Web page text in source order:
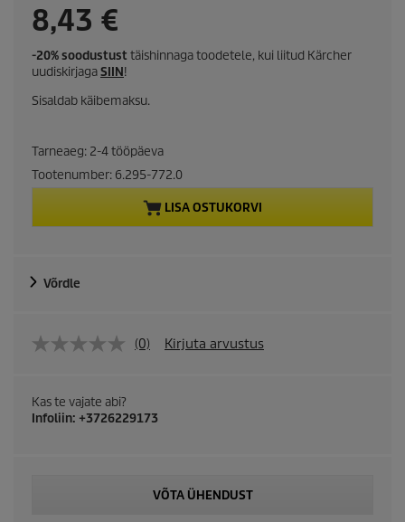
C
u
r
e
n
p
o
d
u
8,43 €
-20% soodustust täishinnaga toodetele, kui liitud Kärcher
uudiskirjagaSIIN!
Sisaldab käibemaksu.
Tarneaeg: 2-4 tööpäeva
Tootenumber: 6.295-772.0
LISA OSTUKORVI
Võrdle
(0) Kirjuta arvustus
Kas te vajate abi?
Infoliin: +3726229173
VÕTA ÜHENDUST